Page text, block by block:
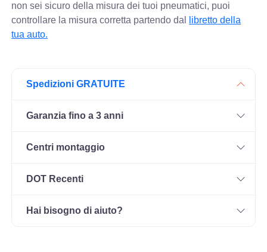
non sei sicuro della misura dei tuoi pneumatici, puoi
controllare la misura corretta partendo dal
libretto della
tua auto.
Spedizioni GRATUITE
Garanzia fino a 3 anni
Centri montaggio
DOT Recenti
Hai bisogno di aiuto?